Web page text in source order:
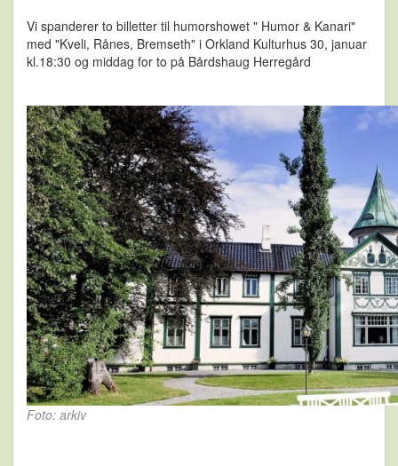
Vi spanderer to billetter til humorshowet " Humor & Kanari"
med "Kveli, Rånes, Bremseth" i Orkland Kulturhus 30, januar
kl.18:30 og middag for to på Bårdshaug Herregård
Foto: arkiv